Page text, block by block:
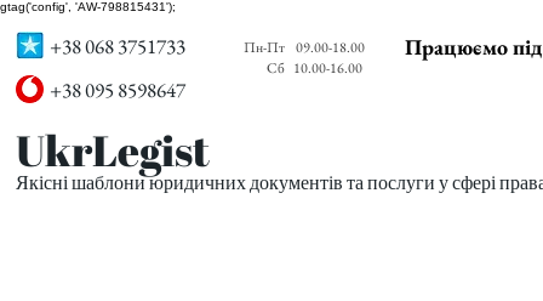
gtag('config', 'AW-798815431');
+38 068 3751733
+38 095 8598647
Пн-Пт
Сб
09.00-18.00
10.00-16.00
Працюємо
UkrLegist
Якісні шаблони юридичних документів та послуги у сфері